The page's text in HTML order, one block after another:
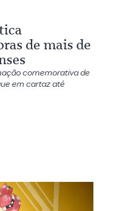
de mais de
comemorativa de
em cartaz até